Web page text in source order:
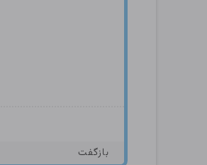
بازگفت